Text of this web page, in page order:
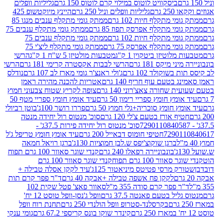
ביסקוויט לוטוס במילוי קרם לוטוס 150 גרם
גליליות וופלים
גרם
גליליות וופלים וניל 250 גרם
היינץ מיוקטשופ 425
מתקלף חיות 102 גרם
ממתק גומי מתקלף ענבים מנגו 85
מתקלף אפרסק תפוז 85 גרם
ממתק גומי מתקלף ענבים 75
מתקלף חיות 102 גרם
ממתק גומי מתקלף ענבים 75
מתקלף אפרסק 75 גרם
ממתק גומי מתקלף ליצ'י 75
ביטקוין 1 ק"ג
מטבעות מולטיזן 5 ש"ח 1 ק"ג
הרשי
מיקס 181 גרם
הרשי לבבות אקסטרה קרימי 181 גרם
הרשי
102 גרם
ג'ולי ראנצ'ר גומי מארז לב 107 גרם
נודלס
עוף חריף 140 גרם
אטריות להכנה מהירה ראמן
שחורה צאצ'רוני 140 גרם
צופה לקריץ שטוח צבעוני חמוץ
חומץ ספריי רימון 50 גרם
עיד אומץ חומץ ספריי מטף 50
חומץ סוכריה+גלי חמוץ 50 גרם
פררו רושר 100ג'
בוטן רביולי
אורז בטעם צ'לי 120 גרם
סוכ' מנטוס רול יחידה מנטה
סוכ' מנטוס רול יחידה פירות 37.5ג' -
חטיפי חומוס דבאייל 200 גרם
עיד אומץ חומץ טריפל ג'ל
ברגן שוקוצ'יפס ש.לבן חמוציות 130ג'
ברגן רויאל חמאה
בונבוניירה רפאלו 240 גרם
קנדי שוגר סאוור 100 גרם תפוח
100 גרם תפוח
קנדי שוגר סאוור 100 גרם
מרסי פטיטס מיניאטור 125ג'
עיד לקקן אסלה טבילה +
לקקן פח אשפה טבילה +אבקה 40 גרם
ד"ר פפר קרם תות
פפר קרם סודה 355 מ"ל
סאוור פאצ' פטל שקית 102
בטעם פאנטה 37.5 גרם
וופל ג'נסן-וופל טוסט 12 יח'
בקרסלנד-סטרופ וופל הולנדי 250 גרם
תחנת רוח וופל
קינדר שוקו בונס קריספי 67.2 גרם
גומי ענקי